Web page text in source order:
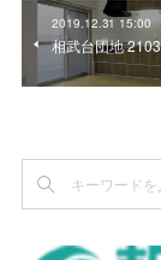
2019.12.31 15:00
相武台団地